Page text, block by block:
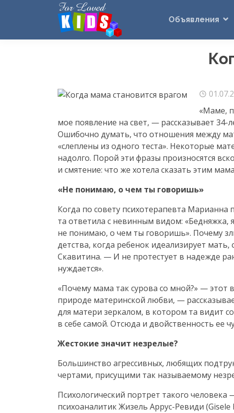
Объявления
«Mаме,
мое появление на свет, — рассказывает 34-
Ошибочно думать, что отношения между
«слеплены из одного теста». Некоторые
надолго. Порой эти фразы произносятся
и смятение: что же хотела сказать этим
«Не понимаю, о чем ты говоришь»
Когда по совету психотерапевта Марианна
та ответила с невинным видом: «Бедняжка,
не понимаю, о чем ты говоришь». Почему
детства, когда ребенок идеализирует
Скавитина. — И не протестует в надежде
нуждается».
«Почему мама так сурова со мной?» — этот
природе материнской любви, —
для матери зеркалом, в котором та видит
в себе самой. Отсюда и двойственность ее
Жестокие значит незрелые?
Большинство агрессивных, любящих
чертами, присущими так называемому
Психологический портрет такого
психоаналитик Жизель Аррус-Ревиди (Gisele